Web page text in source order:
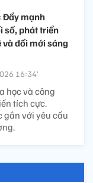
Đẩy mạnh
số, phát triển
và đổi mới sáng
16:34’
học và công
tích cực.
gắn với yêu cầu